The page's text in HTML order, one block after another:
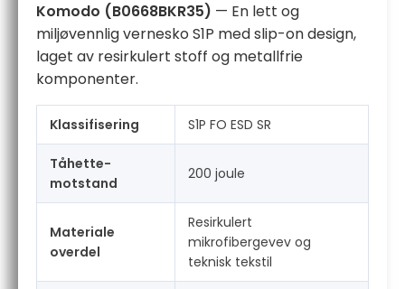
Komodo (B0668BKR35) — En lett og
miljøvennlig vernesko S1P med slip-on design,
laget av resirkulert stoff og metallfrie
komponenter.
Klassifisering S1P FO ESD SR
Tåhette-
motstand
200 joule
Materiale
overdel
Resirkulert
mikrofibergevev og
teknisk tekstil